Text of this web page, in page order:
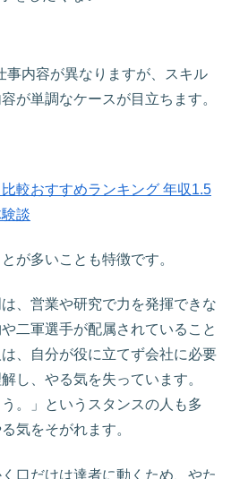
事内容が異なりますが、スキル
が単調なケースが目立ちます。
較おすすめランキング 年収1.5
談
が多いことも特徴です。
、営業や研究で力を発揮できな
二軍選手が配属されていること
、自分が役に立てず会社に必要
し、やる気を失っています。
。」というスタンスの人も多
気をそがれます。
口だけは達者に動くため、やた